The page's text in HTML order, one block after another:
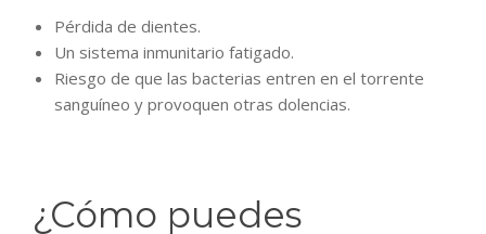
Pérdida de dientes.
Un sistema inmunitario fatigado.
Riesgo de que las bacterias entren en el torrente
sanguíneo y provoquen otras dolencias.
¿Cómo puedes